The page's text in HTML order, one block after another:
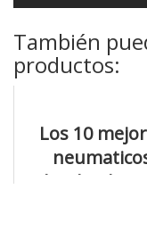
También
productos:
Los 10
hankook